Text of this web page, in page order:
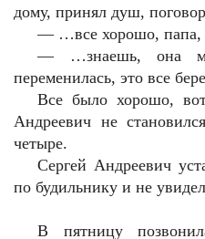
дому, принял душ,
— …все хорошо, папа,
— …знаешь, она
переменилась, это все
Все было хорошо,
Андреевич не
четыре.
Сергей Андреевич
по будильнику и не
В пятницу